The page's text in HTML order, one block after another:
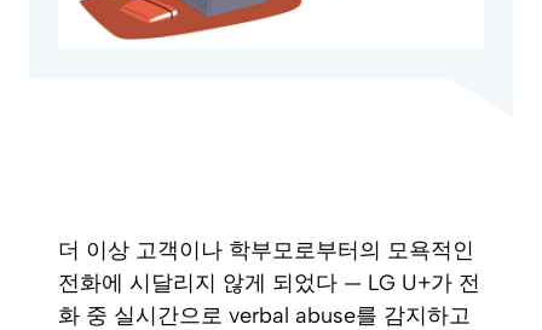
더 이상 고객이나 학부모로부터의 모욕적인
전화에 시달리지 않게 되었다 — LG U+가 전
화 중 실시간으로 verbal abuse를 감지하고